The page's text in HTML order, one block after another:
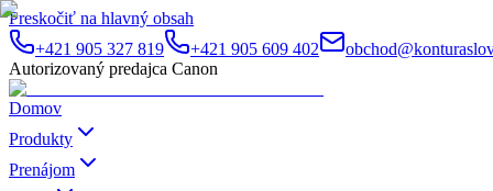
Preskočiť na hlavný obsah
+421 905 327 819
+421 905 609 402
Autorizovaný predajca Canon
Domov
Produkty
Prenájom